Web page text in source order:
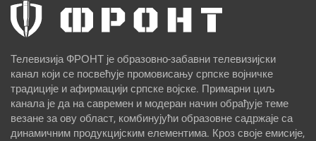
Телевизија ФРОНТ је образовно-забавни телевизијски
канал који се посвећује промовисању српске војничке
традиције и афирмацији српске војске. Примарни циљ
канала је да на савремен и модеран начин обрађује теме
везане за ову област, комбинујући образовне садржаје са
динамичним продукцијским елементима. Кроз своје емисије,